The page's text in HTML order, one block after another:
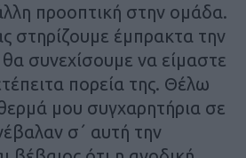
προοπτική στην ομάδα.
στηρίζουμε έμπρακτα την
συνεχίσουμε να είμαστε
πορεία της. Θέλω
μου συγχαρητήρια σε
σ΄ αυτή την